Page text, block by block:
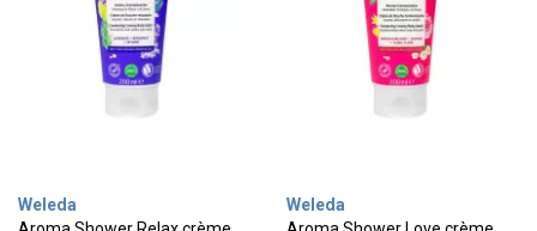
Weleda
Weleda